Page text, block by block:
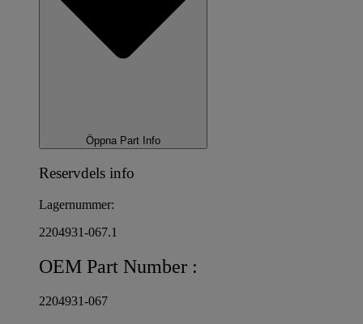
Öppna Part Info
Reservdels info
Lagernummer:
2204931-067.1
OEM Part Number :
2204931-067